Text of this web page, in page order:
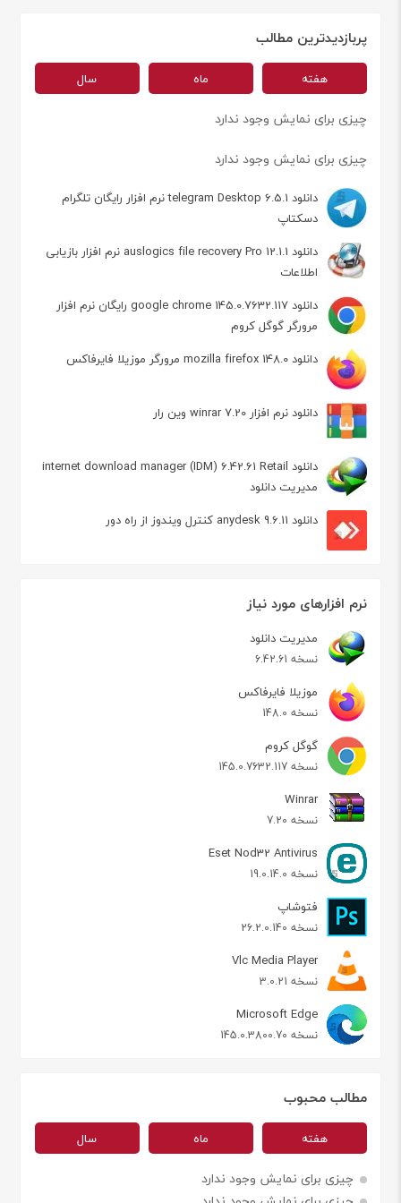
پربازدیدترین مطالب
هفته ماه سال
چیزی برای نمایش وجود ندارد
چیزی برای نمایش وجود ندارد
دانلود telegram Desktop 6.5.1 نرم افزار رایگان تلگرام
دسکتاپ
دانلود auslogics file recovery Pro 12.1.1 نرم افزار بازیابی
اطلاعات
دانلود google chrome 145.0.7632.117 رایگان نرم افزار
مرورگر گوگل کروم
دانلود mozilla firefox 148.0 مرورگر موزیلا فایرفاکس
دانلود نرم افزار winrar 7.20 وین رار
دانلود internet download manager (IDM) 6.42.61 Retail
مدیریت دانلود
دانلود anydesk 9.6.11 کنترل ویندوز از راه دور
نرم افزارهای مورد نیاز
مدیریت دانلود
نسخه 6.42.61
موزیلا فایرفاکس
نسخه 148.0
گوگل کروم
نسخه 145.0.7632.117
Winrar
نسخه 7.20
Eset Nod32 Antivirus
نسخه 19.0.14.0
فتوشاپ
نسخه 26.2.0.140
Vlc Media Player
نسخه 3.0.21
Microsoft Edge
نسخه 145.0.3800.70
مطالب محبوب
هفته ماه سال
چیزی برای نمایش وجود ندارد